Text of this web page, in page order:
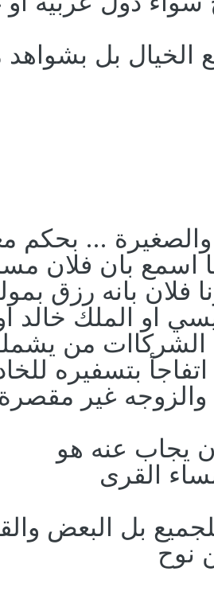
بل بشواهد
والصغيرة ...
ما اسمع بان
فلان بانه رزق
او الملك خالد
الشركاات من
بتسفيره
والزوجه غير مقصرة
يجاب عنه هو
القرى
بل البعض
نوح